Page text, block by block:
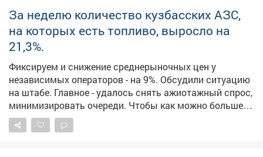
необходимы для обеспечения безопасности полётов,
– сказали в Росавиации. Ограничения вводили также
в Геленджике. Несколько часов назад их сняли. В
Новокузнецке произошла небольшая задержка
авиарейса в Казань. Накануне там тоже вводили
ограничения.
За неделю количество кузбасских АЗС,
на которых есть топливо, выросло на
21,3%.
Фиксируем и снижение среднерыночных цен у
независимых операторов - на 9%. Обсудили ситуацию
на штабе. Главное - удалось снять ажиотажный спрос,
минимизировать очереди. Чтобы как можно больше
заправок вернулись к стабильным продажам
налаживаем координацию между независимыми